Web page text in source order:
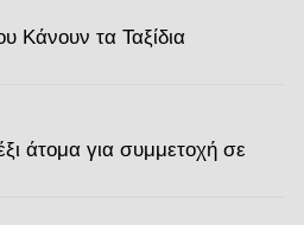
Κάνουν τα Ταξίδια
άτομα για συμμετοχή σε